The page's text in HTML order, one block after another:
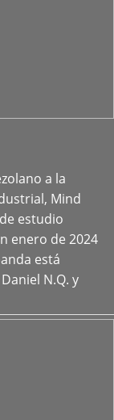
a la
Mind
estudio
enero de 2024
está
N.Q. y